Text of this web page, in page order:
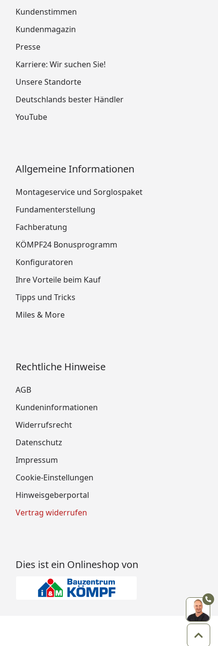
Kundenstimmen
Kundenmagazin
Presse
Karriere: Wir suchen Sie!
Unsere Standorte
Deutschlands bester Händler
YouTube
Allgemeine Informationen
Montageservice und Sorglospaket
Fundamenterstellung
Fachberatung
KÖMPF24 Bonusprogramm
Konfiguratoren
Ihre Vorteile beim Kauf
Tipps und Tricks
Miles & More
Rechtliche Hinweise
AGB
Kundeninformationen
Widerrufsrecht
Datenschutz
Impressum
Cookie-Einstellungen
Hinweisgeberportal
Vertrag widerrufen
Dies ist ein Onlineshop von